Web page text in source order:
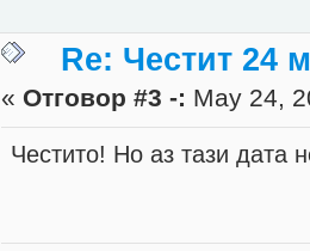
Re: Честит 24
« Отговор #3 -: May 24,
Честито! Но аз тази дата